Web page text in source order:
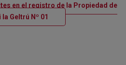
en el registro de la Propiedad de
Geltrú Nº 01
Ventana nueva